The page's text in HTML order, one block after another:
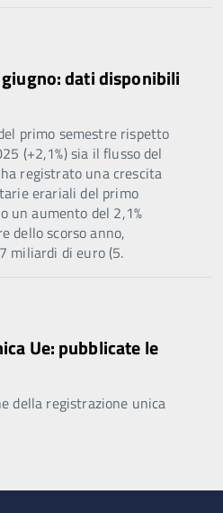
dati disponibili
primo semestre rispetto
(+2,1%) sia il flusso del
registrato una crescita
erariali del primo
un aumento del 2,1%
dello scorso anno,
miliardi di euro (5.
Ue: pubblicate le
della registrazione unica